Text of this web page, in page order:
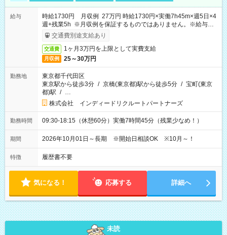
給与
時給1730円 月収例 27万円 時給1730円×実働7h45m×週5日×4
週+残業5h ※月収例を保証するものではありません。※給与即
受取りサービス利用可（利用条件有）
交通費別途支給あり
交通費 1ヶ月3万円を上限として実費支給
月収例 25～30万円
勤務地
東京都千代田区
東京駅から徒歩3分 / 京橋(東京都)駅から徒歩5分 / 宝町(東京
都)駅 / …
株式会社 インディードリクルートパートナーズ
勤務時間 09:30-18:15（休憩60分）実働7時間45分（残業少なめ！）
期間 2026年10月01日～長期 ※開始日相談OK ※10月～！
特徴 履歴書不要
気になる！ 応募する 詳細へ
未読